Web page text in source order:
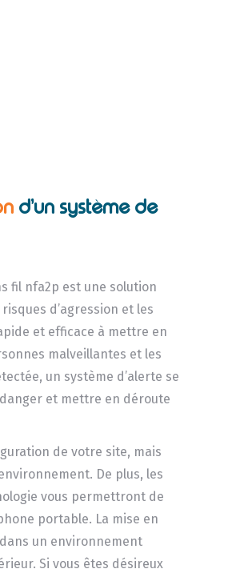
d’un système de
fil nfa2p est une solution
d’agression et les
et efficace à mettre en
malveillantes et les
un système d’alerte se
et mettre en déroute
de votre site, mais
De plus, les
vous permettront de
portable. La mise en
un environnement
Si vous êtes désireux